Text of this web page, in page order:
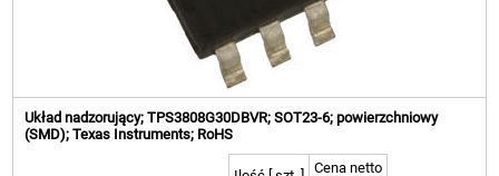
Układ nadzorujący; TPS3808G30DBVR; SOT23-6; powierzchniowy
(SMD); Texas Instruments; RoHS
Cena netto